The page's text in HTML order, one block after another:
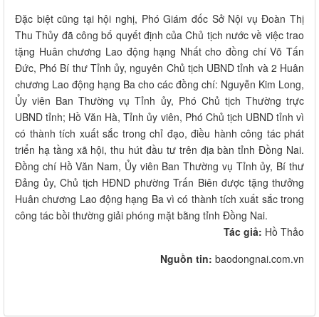
Đặc biệt cũng tại hội nghị, Phó Giám đốc Sở Nội vụ Đoàn Thị
Thu Thủy đã công bố quyết định của Chủ tịch nước về việc trao
tặng Huân chương Lao động hạng Nhất cho đồng chí Võ Tấn
Đức, Phó Bí thư Tỉnh ủy, nguyên Chủ tịch UBND tỉnh và 2 Huân
chương Lao động hạng Ba cho các đồng chí: Nguyễn Kim Long,
Ủy viên Ban Thường vụ Tỉnh ủy, Phó Chủ tịch Thường trực
UBND tỉnh; Hồ Văn Hà, Tỉnh ủy viên, Phó Chủ tịch UBND tỉnh vì
có thành tích xuất sắc trong chỉ đạo, điều hành công tác phát
triển hạ tầng xã hội, thu hút đầu tư trên địa bàn tỉnh Đồng Nai.
Đồng chí Hồ Văn Nam, Ủy viên Ban Thường vụ Tỉnh ủy, Bí thư
Đảng ủy, Chủ tịch HĐND phường Trấn Biên được tặng thưởng
Huân chương Lao động hạng Ba vì có thành tích xuất sắc trong
công tác bồi thường giải phóng mặt bằng tỉnh Đồng Nai.
Tác giả: Hồ Thảo
Nguồn tin: baodongnai.com.vn